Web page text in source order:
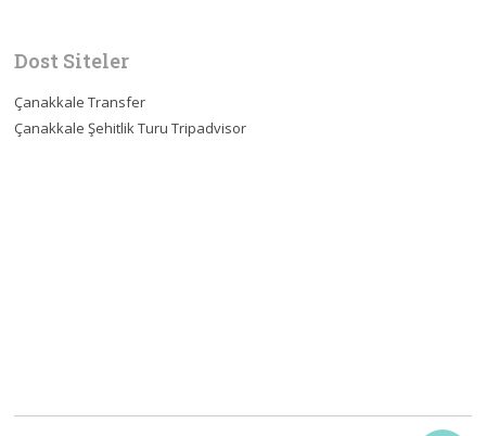
Dost Siteler
Çanakkale Transfer
Çanakkale Şehitlik Turu Tripadvisor